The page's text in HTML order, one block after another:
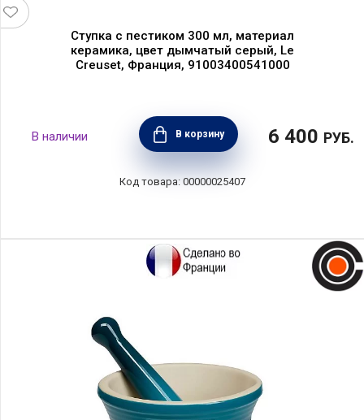
Ступка с пестиком 300 мл, материал
керамика, цвет дымчатый серый, Le
Creuset, Франция, 91003400541000
В корзину 6 400 РУБ.
00000025407